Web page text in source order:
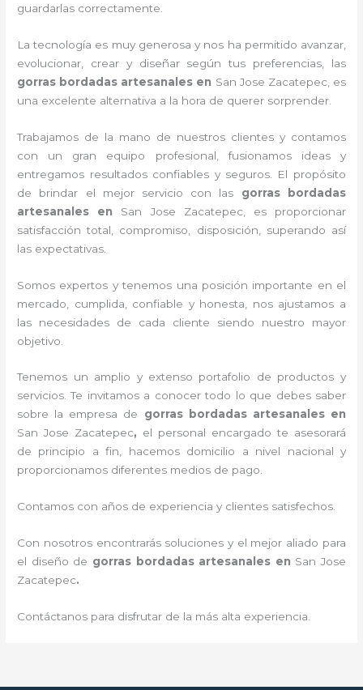
guardarlas correctamente.
La tecnología es muy generosa y nos ha permitido avanzar,
evolucionar, crear y diseñar según tus preferencias, las
gorras bordadas artesanales en San Jose Zacatepec, es
una excelente alternativa a la hora de querer sorprender.
Trabajamos de la mano de nuestros clientes y contamos
con un gran equipo profesional, fusionamos ideas y
entregamos resultados confiables y seguros. El propósito
de brindar el mejor servicio con las gorras bordadas
artesanales en San Jose Zacatepec, es proporcionar
satisfacción total, compromiso, disposición, superando así
las expectativas.
Somos expertos y tenemos una posición importante en el
mercado, cumplida, confiable y honesta, nos ajustamos a
las necesidades de cada cliente siendo nuestro mayor
objetivo.
Tenemos un amplio y extenso portafolio de productos y
servicios. Te invitamos a conocer todo lo que debes saber
sobre la empresa de gorras bordadas artesanales en
San Jose Zacatepec, el personal encargado te asesorará
de principio a fin, hacemos domicilio a nivel nacional y
proporcionamos diferentes medios de pago.
Contamos con años de experiencia y clientes satisfechos.
Con nosotros encontrarás soluciones y el mejor aliado para
el diseño de gorras bordadas artesanales en San Jose
Zacatepec.
Contáctanos para disfrutar de la más alta experiencia.